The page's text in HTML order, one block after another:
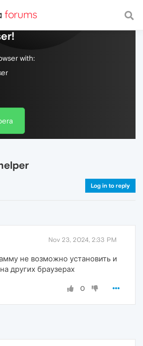
web, with a fast and
with:
Log in to reply
Nov 23, 2024, 2:33 PM
не возможно установить и
других браузерах
0